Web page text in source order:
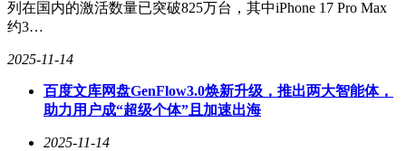
列在国内的激活数量已突破825万台，其中iPhone 17 Pro Max
约3…
2025-11-14
百度文库网盘GenFlow3.0焕新升级，推出两大智能体，
助力用户成“超级个体”且加速出海
2025-11-14